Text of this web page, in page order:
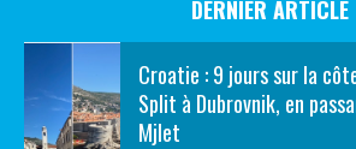
DERNIER ARTICLE
Croatie : 9 jours sur la
Split à Dubrovnik, en
Mjlet